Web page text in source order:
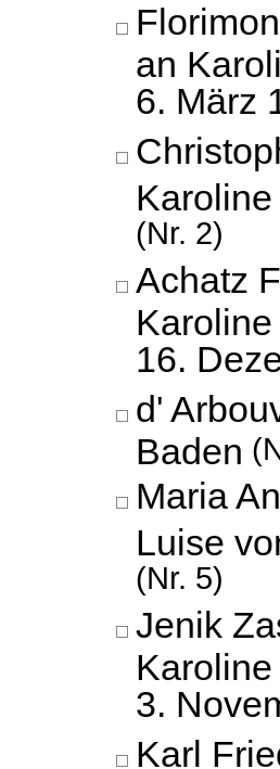
an
6. März
(Nr. 2)
Achatz
16.
d'
Baden
Maria
Luise
(Nr. 5)
Jenik
3.
Karl